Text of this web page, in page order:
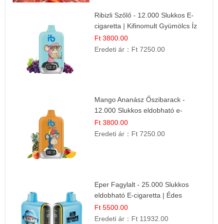
Ribizli Szőlő - 12.000 Slukkos E-
cigaretta | Kifinomult Gyümölcs Íz
Ft 3800.00
Eredeti ár： Ft 7250.00
Mango Ananász Őszibarack -
12.000 Slukkos eldobható e-
Cigaretta
Ft 3800.00
Eredeti ár： Ft 7250.00
Eper Fagylalt - 25.000 Slukkos
eldobható E-cigaretta | Édes
Desszert Íz
Ft 5500.00
Eredeti ár： Ft 11932.00